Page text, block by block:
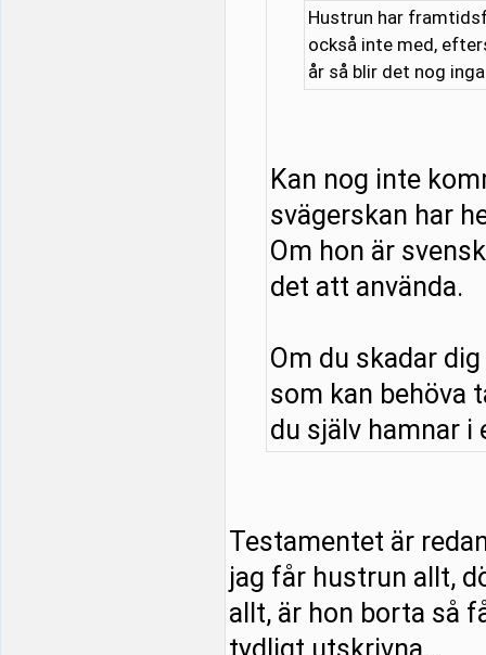
Hustrun har
också inte med,
år så blir det nog
Kan nog inte
svägerskan har
Om hon är
det att använda.
Om du skadar
som kan behöva
du själv hamnar
Testamentet är
jag får hustrun allt,
allt, är hon borta så